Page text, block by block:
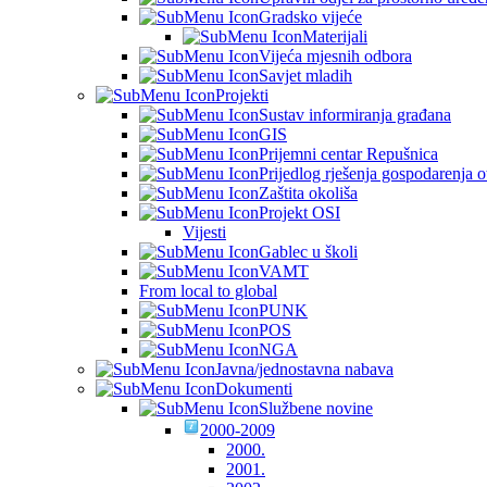
Gradsko vijeće
Materijali
Vijeća mjesnih odbora
Savjet mladih
Projekti
Sustav informiranja građana
GIS
Prijemni centar Repušnica
Prijedlog rješenja gospodarenja
Zaštita okoliša
Projekt OSI
Vijesti
Gablec u školi
VAMT
From local to global
PUNK
POS
NGA
Javna/jednostavna nabava
Dokumenti
Službene novine
2000-2009
2000.
2001.